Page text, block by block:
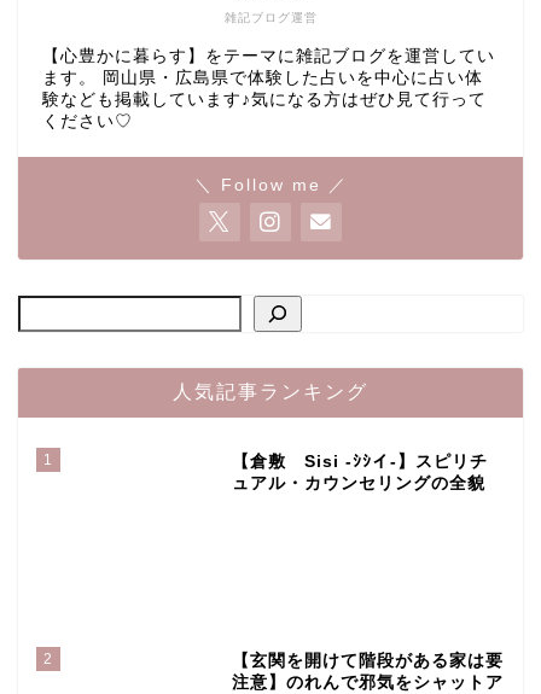
雑記ブログ運営
【心豊かに暮らす】をテーマに雑記ブログを運営してい
ます。 岡山県・広島県で体験した占いを中心に占い体
験なども掲載しています♪気になる方はぜひ見て行って
ください♡
＼ Follow me ／
人気記事ランキング
1
【倉敷 Sisi -ｼｼイ-】スピリチ
ュアル・カウンセリングの全貌
2
【玄関を開けて階段がある家は要
注意】のれんで邪気をシャットア